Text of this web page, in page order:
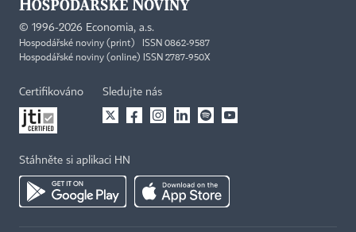
© 1996-2026 Economia, a.s.
Hospodářské noviny (print) ISSN 0862-9587
Hospodářské noviny (online) ISSN 2787-950X
Certifikováno Sledujte nás
Stáhněte si aplikaci HN